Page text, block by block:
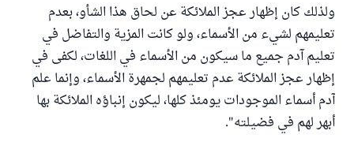
ولذلك كان إظهار عجز الملائكة عن لحاق هذا الشأو، بعدم
تعليمهم لشيء من الأسماء، ولو كانت المزية والتفاضل في
تعليم آدم جميع ما سيكون من الأسماء في اللغات، لكفى في
إظهار عجز الملائكة عدم تعليمهم لجمهرة الأسماء، وإنما علم
آدم أسماء الموجودات يومئذ كلها، ليكون إنباؤه الملائكة بها
أبهر لهم في فضيلته".